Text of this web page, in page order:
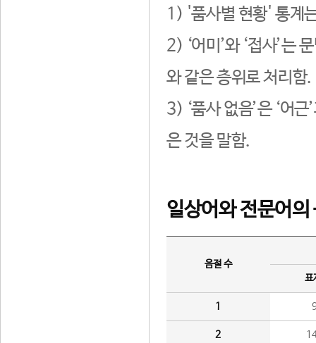
1) '품사별 현황' 통계
2) ‘어미’와 ‘접사’는
와 같은 층위로 처리함.
3) ‘품사 없음’은 ‘어
은 것을 말함.
일상어와 전문어의
음절 수
표
1
2